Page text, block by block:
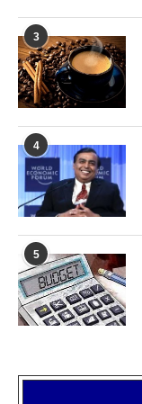
3
4
5